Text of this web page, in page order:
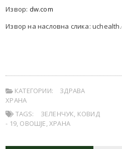
Извор: dw.com
Извор на насловна слика:
КАТЕГОРИИ:
ЗДРАВА
ХРАНА
TAGS:
ЗЕЛЕНЧУК, КОВИД
- 19, ОВОШЈЕ,ХРАНА